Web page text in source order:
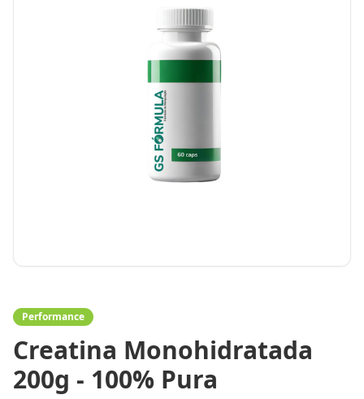
Performance
Creatina Monohidratada
200g - 100% Pura